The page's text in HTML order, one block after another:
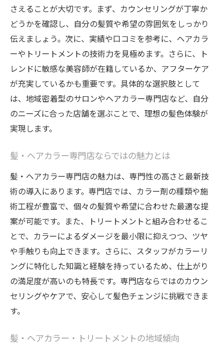
さえることが大切です。まず、カウンセリングが丁寧か
どうかを確認し、自分の髪質や希望の雰囲気をしっかり
伝えましょう。次に、実績や口コミを参考に、ヘアカラ
ーやトリートメントの技術力を見極めます。さらに、ト
レンドに敏感な美容師が在籍しているか、アフターケア
が充実しているかも重要です。具体的な選択肢として
は、地域密着型のサロンやヘアカラー専門店など、自分
のニーズに合った店舗を選ぶことで、理想の髪色体験が
実現します。
髪・ヘアカラー専門店ならではの魅力とは
髪・ヘアカラー専門店の魅力は、専門性の高さと最新技
術の導入にあります。専門店では、カラー剤の種類や施
術工程が豊富で、個々の髪質や希望に合わせた最適な提
案が可能です。また、トリートメントと組み合わせるこ
とで、カラーによるダメージを最小限に抑えつつ、ツヤ
や手触りも向上できます。さらに、スタッフがカラーリ
ングに特化した知識と経験を持っているため、仕上がり
の満足度が高いのも特長です。専門店ならではのカウン
セリングやケアで、安心して髪色チェンジに挑戦できま
す。
髪・ヘアカラー・トリートメントの地域傾向